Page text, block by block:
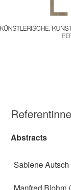
Abstracts
Sabiene
Manfred Blohm